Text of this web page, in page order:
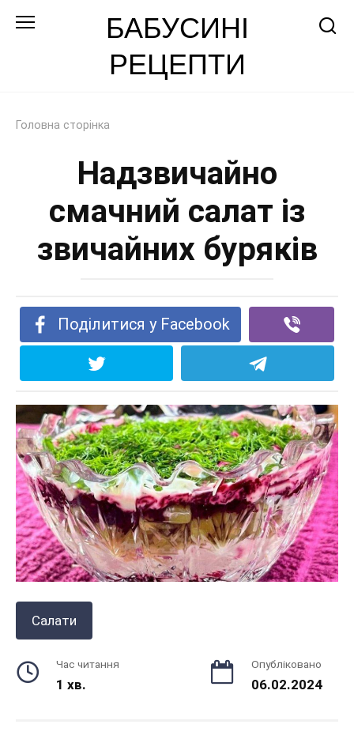
БАБУСИНІ
РЕЦЕПТИ
Головна сторінка
Надзвичайно
смачний салат із
звичайних буряків
Поділитися у Facebook
Салати
Час читання
1 хв.
Опубліковано
06.02.2024